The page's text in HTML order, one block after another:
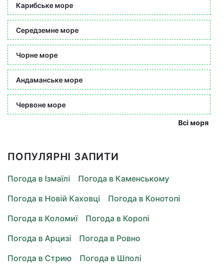
Карибське море
Середземне море
Чорне море
Андаманське море
Червоне море
Всі моря
ПОПУЛЯРНІ ЗАПИТИ
Погода в Ізмаїлі
Погода в Каменському
Погода в Новій Каховці
Погода в Конотопі
Погода в Коломиї
Погода в Коропі
Погода в Арцизі
Погода в Ровно
Погода в Стрию
Погода в Шполі